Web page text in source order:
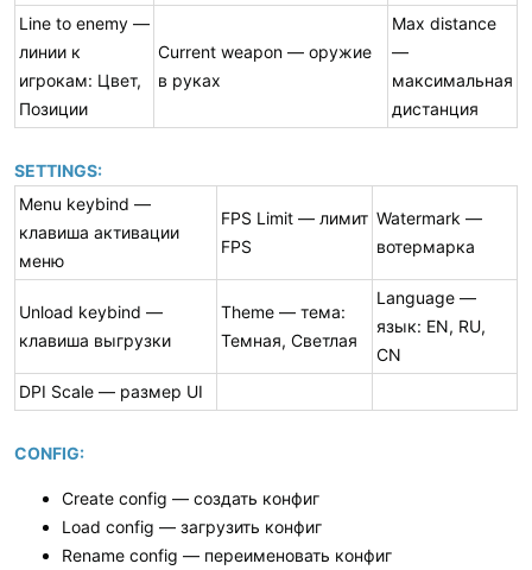
Line to enemy —
линии к
игрокам: Цвет,
Позиции
Current weapon — оружие
в руках
Max distance
—
максимальная
дистанция
SETTINGS:
Menu keybind —
клавиша активации
меню
FPS Limit — лимит
FPS
Watermark —
вотермарка
Unload keybind —
клавиша выгрузки
Theme — тема:
Темная, Светлая
Language —
язык: EN, RU,
CN
DPI Scale — размер UI
CONFIG:
Create config — создать конфиг
Load config — загрузить конфиг
Rename config — переименовать конфиг